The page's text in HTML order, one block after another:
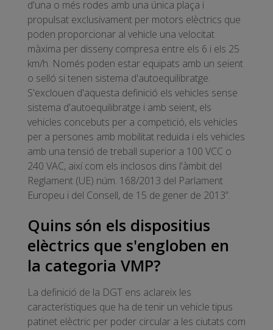
d'una o més rodes amb una única plaça i
propulsat exclusivament per motors elèctrics que
poden proporcionar al vehicle una velocitat
màxima per disseny compresa entre els 6 i els 25
km/h. Només poden estar equipats amb un seient
o selló si tenen sistema d'autoequilibratge.
S'exclouen d'aquesta definició els vehicles sense
sistema d'autoequilibratge i amb seient, els
vehicles concebuts per a competició, els vehicles
per a persones amb mobilitat reduïda i els vehicles
amb una tensió de treball superior a 100 VCC o
240 VAC, així com els inclosos dins l'àmbit del
Reglament (UE) núm. 168/2013 del Parlament
Europeu i del Consell, de 15 de gener de 2013”.
Quins són els dispositius
elèctrics que s'engloben en
la categoria VMP?
La definició de la DGT ens aclareix les
característiques que ha de tenir un vehicle tipus
patinet elèctric per poder circular a les ciutats com